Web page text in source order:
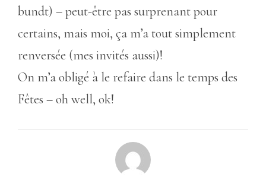
bundt) – peut-être pas surprenant pour
certains, mais moi, ça m’a tout simplement
renversée (mes invités aussi)!
On m’a obligé à le refaire dans le temps des
Fêtes – oh well, ok!